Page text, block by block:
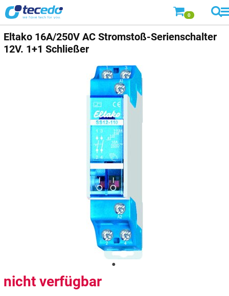
0
Eltako 16A/250V AC Stromstoß-Serienschalter
12V. 1+1 Schließer
nicht verfügbar